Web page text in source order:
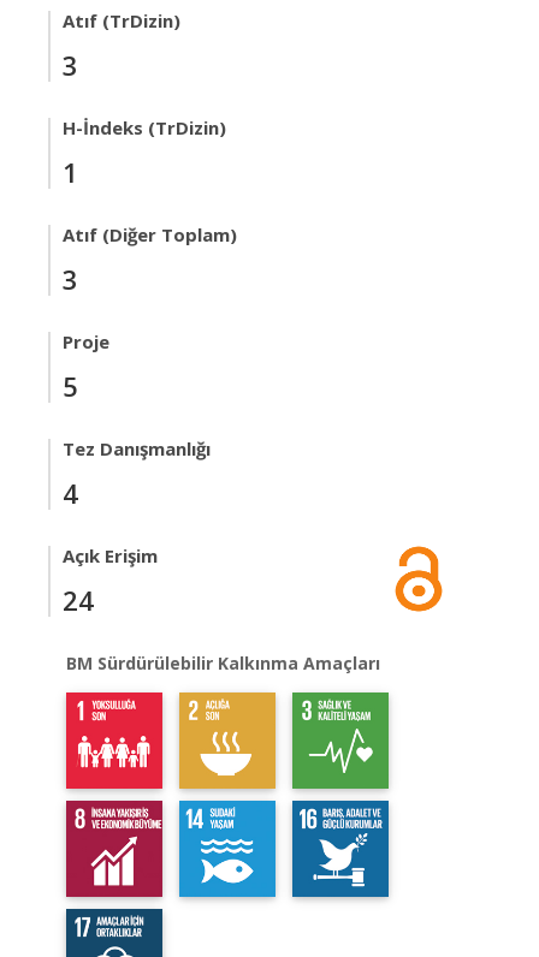
Atıf (TrDizin)
3
H-İndeks (TrDizin)
1
Atıf (Diğer Toplam)
3
Proje
5
Tez Danışmanlığı
4
Açık Erişim
24
BM Sürdürülebilir Kalkınma Amaçları